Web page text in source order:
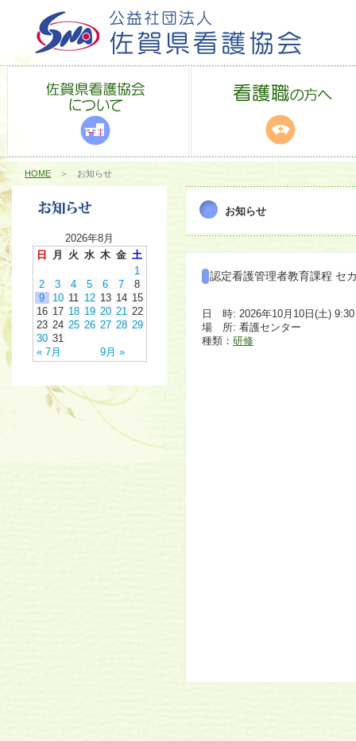
HOME ＞ お知らせ
2026年8月
日
月 火 水 木 金 土
« 7月 9月 »
1
2
3 4 5 6 7
8
9
10 11 12 13 14 15
16 17 18 19 20 21 22
23 24 25 26 27 28 29
30 31
お知らせ
認定看護管理者教育課程 セ
日 時: 2026年10月10日(土)
場 所: 看護センター
種類： 研修